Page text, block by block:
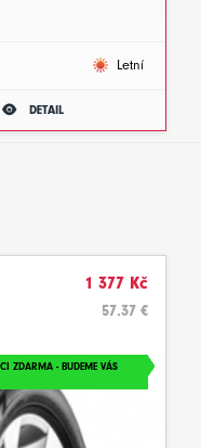
Letní
DETAIL
1 377 Kč
57.37 €
ZDARMA - BUDEME VÁS